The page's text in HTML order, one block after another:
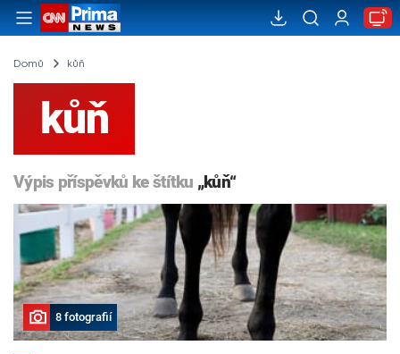
Domů kůň
kůň
Výpis příspěvků ke štítku „kůň“
8 fotografií